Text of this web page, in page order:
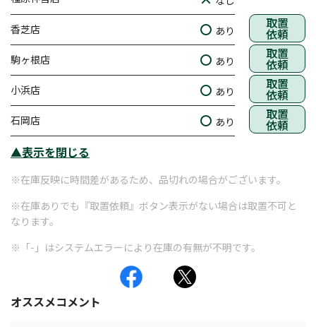
香芝店 あり 取置
依頼
駒ヶ根店 あり 取置
依頼
小浜店 あり 取置
依頼
石岡店 あり 取置
依頼
▲表示を閉じる
※在庫反映に時間差があるため、品切れの場合がございます。
※在庫ありでも『取置依頼』ボタン表示がない場合は取置不可と
なります。
※「-」はシステムエラーにより在庫の有無が不明です。
オススメコメント